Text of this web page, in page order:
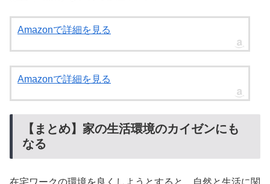
Amazonで詳細を見る
Amazonで詳細を見る
【まとめ】家の生活環境のカイゼンにも
なる